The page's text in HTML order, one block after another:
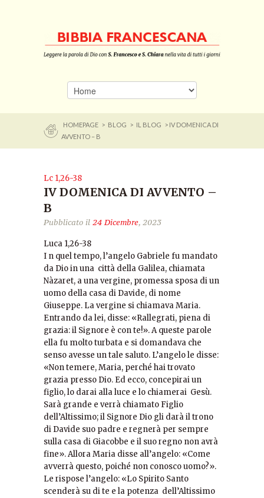
HOMEPAGE > BLOG > IL BLOG
> IV DOMENICA DI
AVVENTO – B
Lc 1,26-38
IV DOMENICA DI AVVENTO –
B
Pubblicato il 24 Dicembre, 2023
Luca 1,26-38
I n quel tempo, l’angelo Gabriele fu mandato
da Dio in una città della Galilea, chiamata
Nàzaret, a una vergine, promessa sposa di un
uomo della casa di Davide, di nome
Giuseppe. La vergine si chiamava Maria.
Entrando da lei, disse: «Rallegrati, piena di
grazia: il Signore è con te!». A queste parole
ella fu molto turbata e si domandava che
senso avesse un tale saluto. L’angelo le disse:
«Non temere, Maria, perché hai trovato
grazia presso Dio. Ed ecco, concepirai un
figlio, lo darai alla luce e lo chiamerai Gesù.
Sarà grande e verrà chiamato Figlio
dell’Altissimo; il Signore Dio gli darà il trono
di Davide suo padre e regnerà per sempre
sulla casa di Giacobbe e il suo regno non avrà
fine». Allora Maria disse all’angelo: «Come
avverrà questo, poiché non conosco uomo?».
Le rispose l’angelo: «Lo Spirito Santo
scenderà su di te e la potenza dell’Altissimo